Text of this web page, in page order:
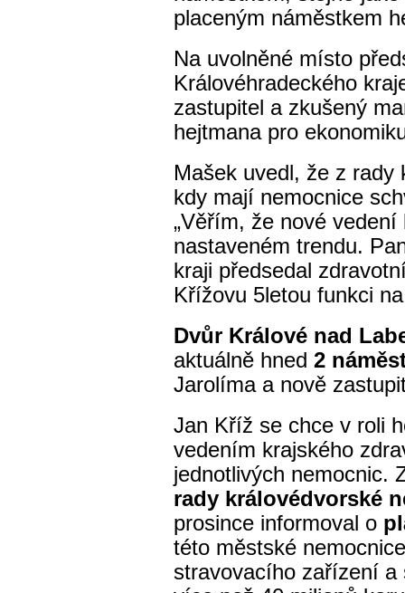
placeným náměstkem
Na uvolněné místo
Královéhradeckého
zastupitel a zkušený
hejtmana pro
Mašek uvedl, že z rady
kdy mají nemocnice
„Věřím, že nové
nastaveném trendu.
kraji předsedal
Křížovu 5letou funkci
Dvůr Králové nad
aktuálně hned 2
Jarolíma a nově
Jan Kříž se chce v roli
vedením krajského
jednotlivých nemocnic.
rady královédvorské
prosince informoval o
této městské
stravovacího zařízení a